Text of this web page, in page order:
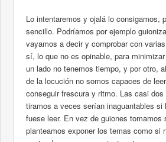
Lo intentaremos y ojalá lo consigamos,
sencillo. Podríamos por ejemplo
vayamos a decir y comprobar con
sí, lo que no es opinable, para
un lado no tenemos tiempo, y por otro,
de la locución no somos capaces de
conseguir frescura y ritmo. Las casi dos
tiramos a veces serían inaguantables si
fuese leer. En vez de guiones tomamos
planteamos exponer los temas como si